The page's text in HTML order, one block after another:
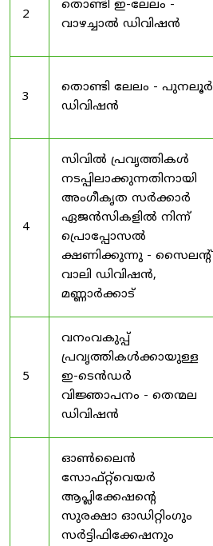
2
തൊണ്ടി ഇ-ലേലം -
വാഴച്ചാൽ ഡിവിഷൻ
3
തൊണ്ടി ലേലം - പുനലൂർ
ഡിവിഷൻ
4
സിവിൽ പ്രവൃത്തികൾ
നടപ്പിലാക്കുന്നതിനായി
അംഗീകൃത സർക്കാർ
ഏജൻസികളിൽ നിന്ന്
പ്രൊപ്പോസൽ
ക്ഷണിക്കുന്നു - സൈലന്റ്
വാലി ഡിവിഷൻ,
മണ്ണാർക്കാട്
5
വനംവകുപ്പ്
പ്രവൃത്തികൾക്കായുള്ള
ഇ-ടെൻഡർ
വിജ്ഞാപനം - തെന്മല
ഡിവിഷൻ
ഓൺലൈൻ
സോഫ്റ്റ്‌വെയർ
ആപ്ലിക്കേഷന്റെ
സുരക്ഷാ ഓഡിറ്റിംഗും
സർട്ടിഫിക്കേഷനും